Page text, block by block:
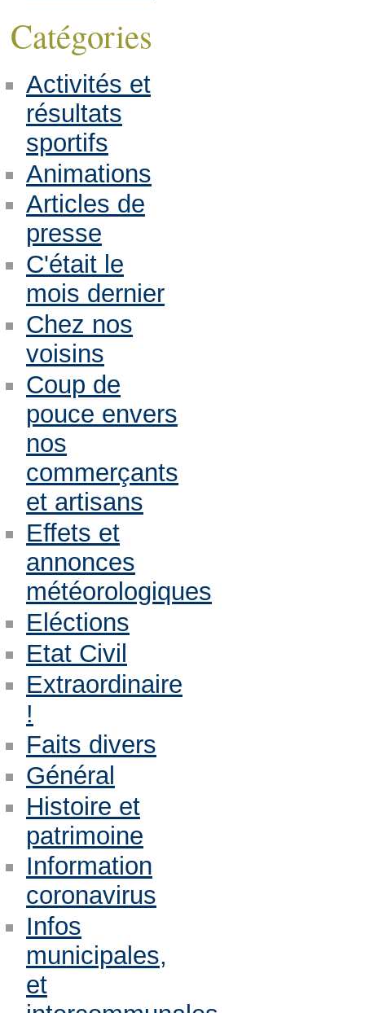
Catégories
Activités et
résultats
sportifs
Animations
Articles de
presse
C'était le
mois dernier
Chez nos
voisins
Coup de
pouce envers
nos
commerçants
et artisans
Effets et
annonces
météorologiques
Eléctions
Etat Civil
Extraordinaire
!
Faits divers
Général
Histoire et
patrimoine
Information
coronavirus
Infos
municipales,
et